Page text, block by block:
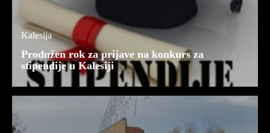
Kalesija
Produžen rok za prijave na konkurs za
stipendije u Kalesiji